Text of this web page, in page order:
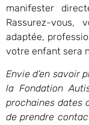
manifester
Rassurez-vous,
adaptée,
votre enfant sera
Envie d’en savoir
la Fondation
prochaines dates
de prendre